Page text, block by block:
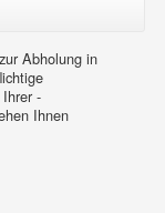
Abholung in
-
Ihnen